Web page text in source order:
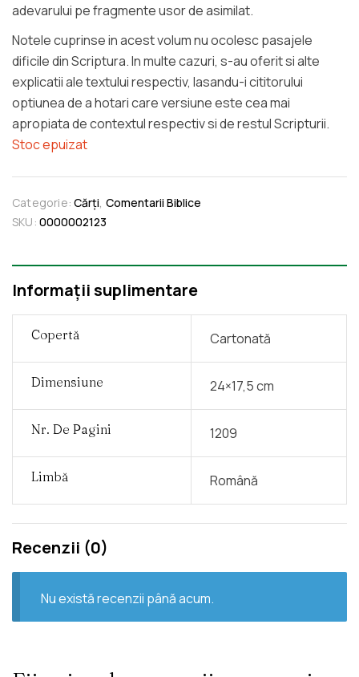
adevarului pe fragmente usor de asimilat.
Notele cuprinse in acest volum nu ocolesc pasajele
dificile din Scriptura. In multe cazuri, s-au oferit si alte
explicatii ale textului respectiv, lasandu-i cititorului
optiunea de a hotari care versiune este cea mai
apropiata de contextul respectiv si de restul Scripturii.
Stoc epuizat
Categorie: Cărți, Comentarii Biblice
SKU: 0000002123
Informații suplimentare
Copertă Cartonată
Dimensiune 24×17,5 cm
Nr. De Pagini 1209
Limbă Română
Recenzii (0)
Nu există recenzii până acum.